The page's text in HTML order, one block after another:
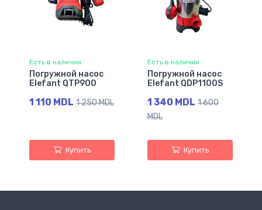
Есть в наличии
Погружной насос
Elefant QTP900
1 110 MDL 1 250 MDL
Купить
Есть в наличии
Погружной насос
Elefant QDP1100S
1 340 MDL 1 600
MDL
Купить